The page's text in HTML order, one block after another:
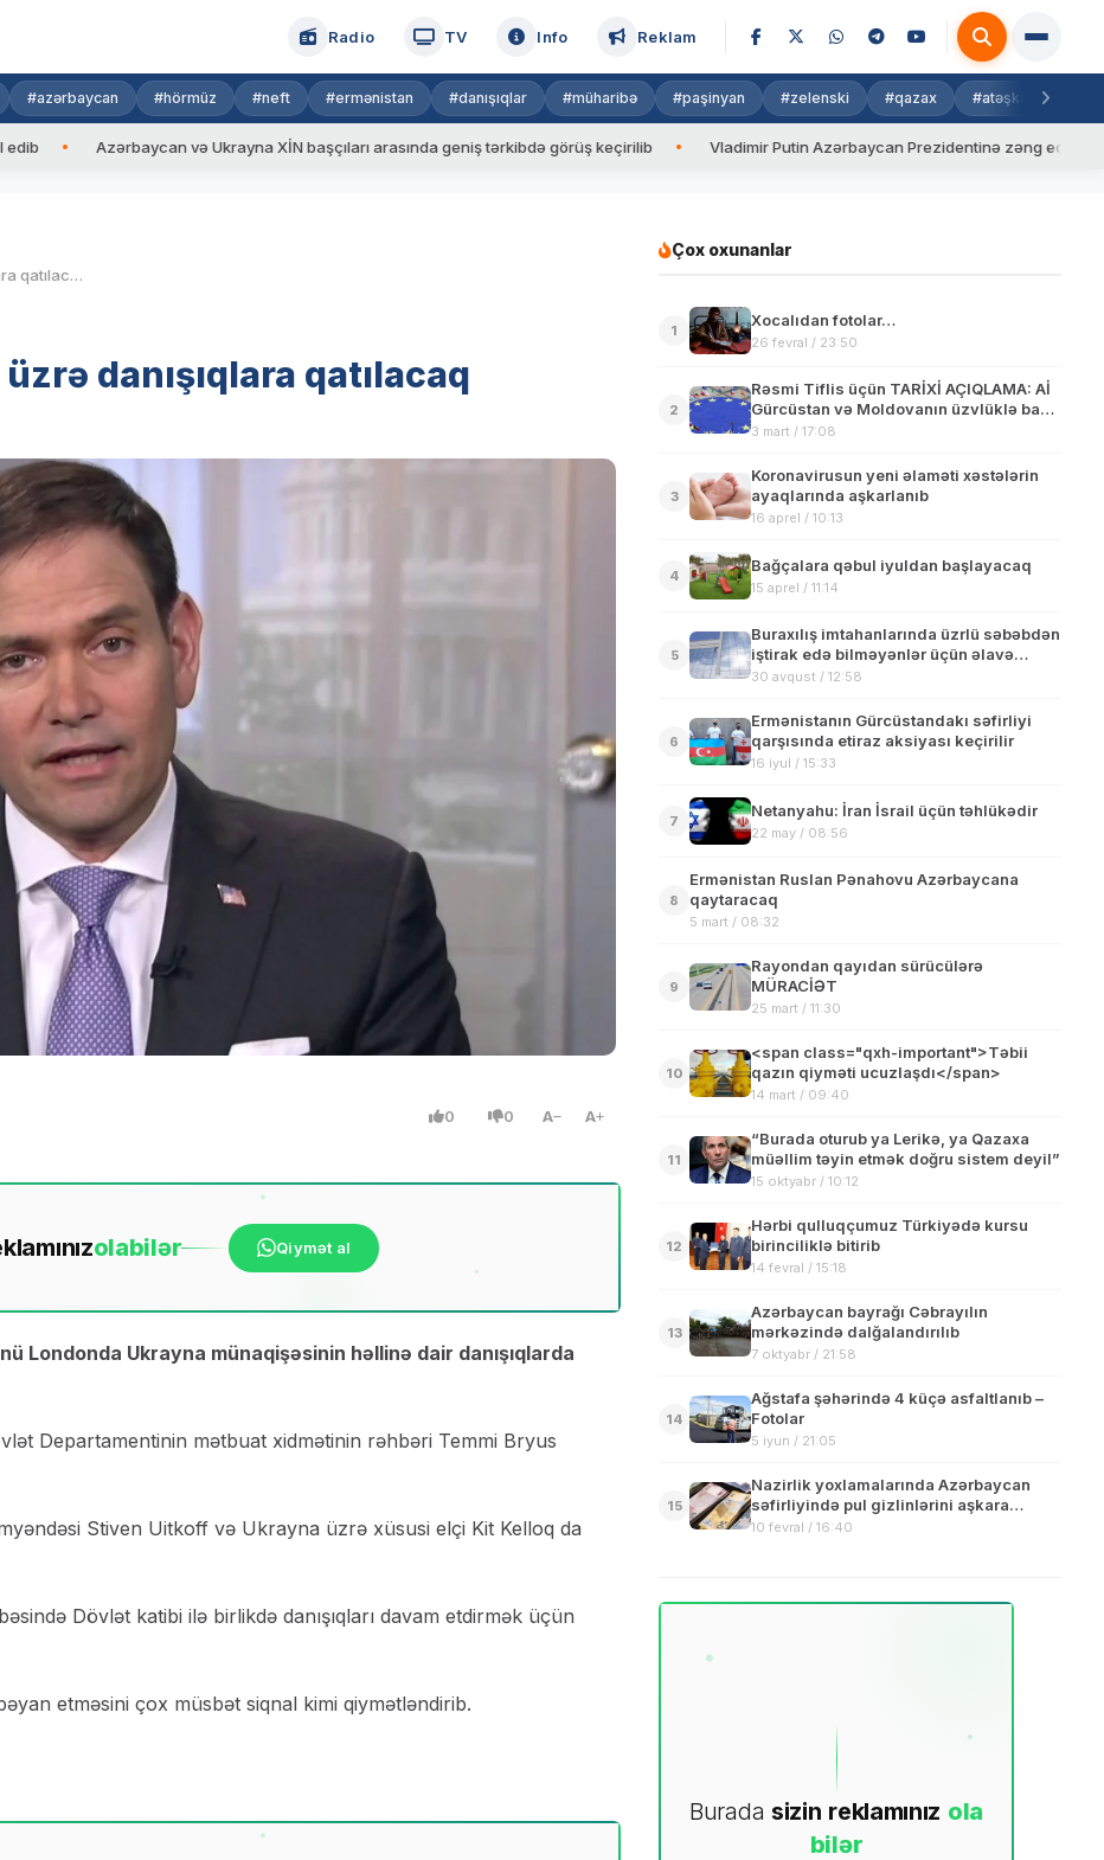
Radio TV Info Reklam
#azərbaycan #hörmüz #neft #ermənistan #danışıqlar #müharibə #paşinyan #zelenski #qazax #atəşkəs
Azərbaycan və Ukrayna XİN başçıları arasında geniş tərkibdə görüş keçirilib Vladimir Putin Azərbaycan Prezidentinə zəng edib
Rubio Londonda Ukrayna üzrə danışıqlara qatılacaq
danışıqlara qatılacaq
0 0 A A
olabilər Qiymət al
Londonda Ukrayna münaqişəsinin həllinə dair danışıqlarda
Departamentinin mətbuat xidmətinin rəhbəri Temmi Bryus
Stiven Uitkoff və Ukrayna üzrə xüsusi elçi Kit Kelloq da
Dövlət katibi ilə birlikdə danışıqları davam etdirmək üçün
etməsini çox müsbət siqnal kimi qiymətləndirib.
Çox oxunanlar
1
Xocalıdan fotolar…
26 fevral / 23:50
2
Rəsmi Tiflis üçün TARİXİ AÇIQLAMA: Aİ
Gürcüstan və Moldovanın üzvlüklə bağlı
müraciətini qəbul etməyə hazırdır
3 mart / 17:08
3
Koronavirusun yeni əlaməti xəstələrin
ayaqlarında aşkarlanıb
16 aprel / 10:13
4
Bağçalara qəbul iyuldan başlayacaq
15 aprel / 11:14
5
Buraxılış imtahanlarında üzrlü səbəbdən
iştirak edə bilməyənlər üçün əlavə
imtahan keçiriləcək
30 avqust / 12:58
6
Ermənistanın Gürcüstandakı səfirliyi
qarşısında etiraz aksiyası keçirilir
16 iyul / 15:33
7
Netanyahu: İran İsrail üçün təhlükədir
22 may / 08:56
8
Ermənistan Ruslan Pənahovu Azərbaycana
qaytaracaq
5 mart / 08:32
9
Rayondan qayıdan sürücülərə
MÜRACİƏT
25 mart / 11:30
10
<span class="qxh-important">Təbii
qazın qiyməti ucuzlaşdı</span>
14 mart / 09:40
11
“Burada oturub ya Lerikə, ya Qazaxa
müəllim təyin etmək doğru sistem deyil”
15 oktyabr / 10:12
12
Hərbi qulluqçumuz Türkiyədə kursu
birinciliklə bitirib
14 fevral / 15:18
13
Azərbaycan bayrağı Cəbrayılın
mərkəzində dalğalandırılıb
7 oktyabr / 21:58
14
Ağstafa şəhərində 4 küçə asfaltlanıb –
Fotolar
5 iyun / 21:05
15
Nazirlik yoxlamalarında Azərbaycan
səfirliyində pul gizlinlərini aşkara
çıxartdı: qiymət şişirtmələri, bahalı
10 fevral / 16:40
Burada sizin reklamınız ola
bilər